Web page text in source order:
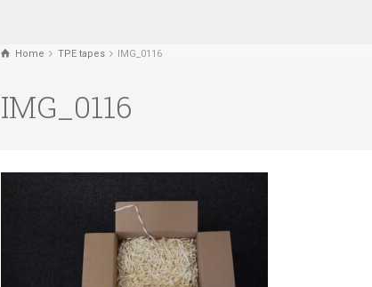
Home TPE tapes IMG_0116
IMG_0116